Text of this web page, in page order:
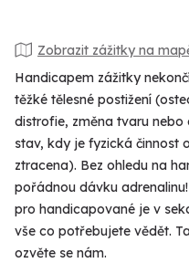
Zobrazit zážitky na
Handicapem zážitky
těžké tělesné postižení
distrofie, změna tvaru
stav, kdy je fyzická činnost
ztracena). Bez ohledu na
pořádnou dávku
pro handicapované je v
vše co potřebujete vědět.
ozvěte se nám.